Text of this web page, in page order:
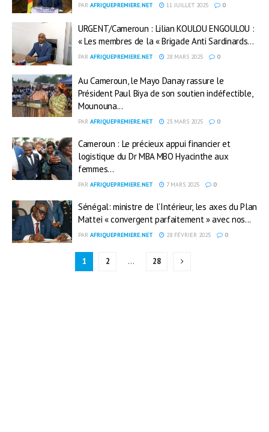
PAR AFRIQUEPREMIERE.NET 11 JUILLET 2025 0
URGENT/Cameroun : Lilian KOULOU ENGOULOU :
« Les membres de la « Brigade Anti Sardinards...
PAR AFRIQUEPREMIERE.NET 28 MARS 2025 0
Au Cameroun, le Mayo Danay rassure le
Président Paul Biya de son soutien indéfectible,
Mounouna...
PAR AFRIQUEPREMIERE.NET 23 MARS 2025 0
Cameroun : Le précieux appui financier et
logistique du Dr MBA MBO Hyacinthe aux
femmes...
PAR AFRIQUEPREMIERE.NET 7 MARS 2025 0
Sénégal: ministre de l’Intérieur, les axes du Plan
Mattei « convergent parfaitement » avec nos...
PAR AFRIQUEPREMIERE.NET 28 FÉVRIER 2025 0
1 2 … 28